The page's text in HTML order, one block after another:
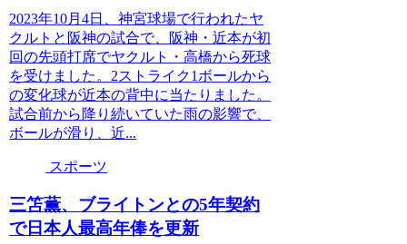
2023年10月4日、神宮球場で行われたヤ
クルトと阪神の試合で、阪神・近本が初
回の先頭打席でヤクルト・高橋から死球
を受けました。2ストライク1ボールから
の変化球が近本の背中に当たりました。
試合前から降り続いていた雨の影響で、
ボールが滑り、近...
スポーツ
三笘薫、ブライトンとの5年契約
で日本人最高年俸を更新